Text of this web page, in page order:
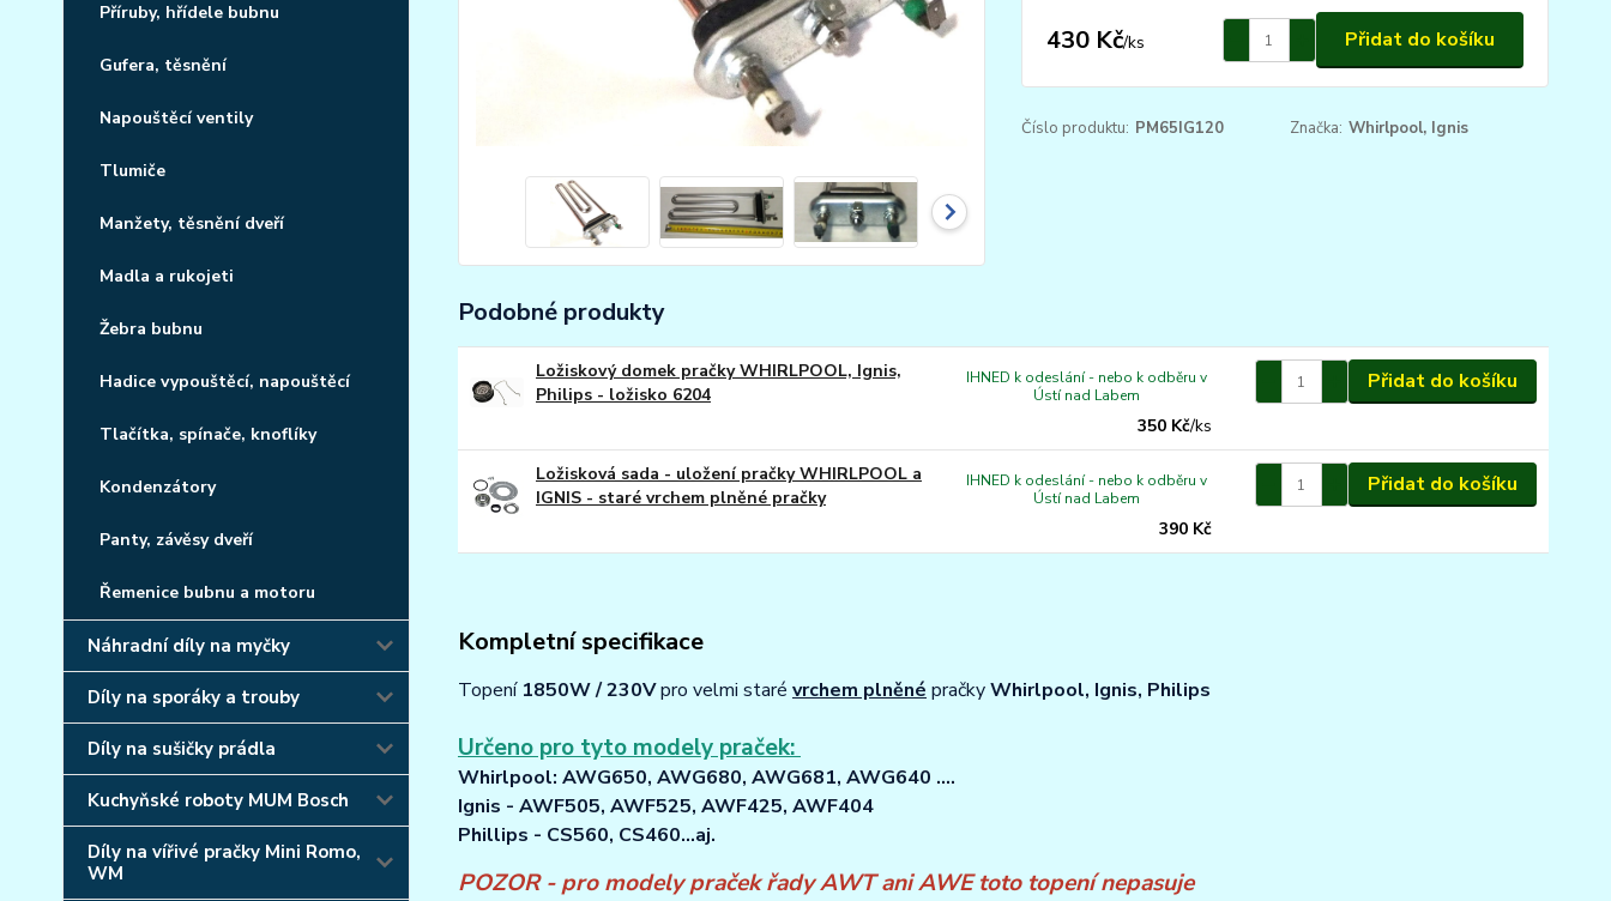
Příruby, hřídele bubnu
Gufera, těsnění
Napouštěcí ventily
Tlumiče
Manžety, těsnění dveří
Madla a rukojeti
Žebra bubnu
Hadice vypouštěcí, napouštěcí
Tlačítka, spínače, knoflíky
Kondenzátory
Panty, závěsy dveří
Řemenice bubnu a motoru
Náhradní díly na myčky
Díly na sporáky a trouby
Díly na sušičky prádla
Kuchyňské roboty MUM Bosch
Díly na vířivé pračky Mini Romo,
WM
430 Kč/ks Přidat do košíku
Číslo produktu: PM65IG120 Značka: Whirlpool, Ignis
Podobné produkty
Ložiskový domek pračky WHIRLPOOL, Ignis,
Philips - ložisko 6204
350 Kč/ks
IHNED k odeslání - nebo k odběru v
Ústí nad Labem
Přidat do košíku
Ložisková sada - uložení pračky WHIRLPOOL a
IGNIS - staré vrchem plněné pračky
390 Kč
IHNED k odeslání - nebo k odběru v
Ústí nad Labem
Přidat do košíku
Kompletní specifikace
Topení 1850W / 230Vpro velmi staré vrchem plněné pračkyWhirlpool, Ignis, Philips
Určeno pro tyto modely praček:
Whirlpool: AWG650, AWG680, AWG681, AWG640 ....
Ignis - AWF505, AWF525, AWF425, AWF404
Phillips - CS560, CS460...aj.
POZOR - pro modely praček řady AWT ani AWE toto topení nepasuje